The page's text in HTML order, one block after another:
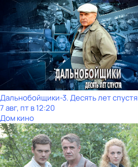
Дальнобойщики-3. Десять лет спустя
7 авг, пт в 12:20
Дом кино